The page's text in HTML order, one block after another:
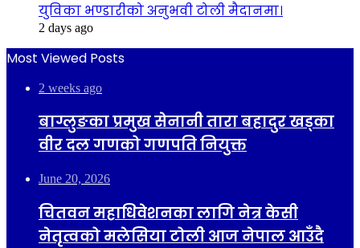
युविका भण्डारीको अनुभवी टोली मैदानमा।
2 days ago
Most Viewed Posts
2 weeks ago
बाग्लुङका प्रमुख सेनानी तारा बहादुर खड्का
वीर दल गणको गणपति नियुक्त
June 20, 2026
चितवन महाधिवेशनका लागि नेत्र केसी
नेतृत्वको मलेसिया टोली आज नेपाल आउँदै